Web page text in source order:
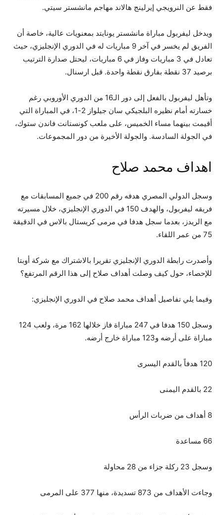
فقط عن النرويجي إيرلينج هالاند مهاجم مانشستر سيتي.
ويدخل ليفربول مباراة مانشستر يونايتد بمعنويات عالية، خاصة أن
الفريق لم يخسر في آخر 9 مباريات له في الدوري الإنجليزي، حيث
تعادل في 3 مباريات وفاز في 6 مباريات، ليحتل صدارة الترتيب
برصيد 37 نقطة بفارق نقطة واحدة. قبل ارسنال.
وتأهل ليفربول بالفعل إلى دور الـ16 من الدوري الأوروبي رغم
خسارته أمام نظيره البلجيكي سان جيلواز 2-1، في المباراة التي
أقيمت بينهما مساء الخميس، على ملعب كونستانت فاندن ستوك،
في الجولة السادسة. والجولة الأخيرة من دور المجموعات.
اهداف محمد صلاح
وسجل الدولي المصري هدفه رقم 200 في جميع المسابقات مع
فريقه ليفربول، والهدف 150 في الدوري الإنجليزي، خلال مسيرته
مع الريدز، بعدما سجل هدفا في مرمى كريستال بالاس في الدقيقة
75 من عمر اللقاء.
وأصدرت رابطة الدوري الإنجليزي تقريرا بالاشتراك مع شركة أوبتا
للإحصاء، حول كيف وصلت أهداف صلاح إلى هذا الرقم المرتفع؟
وفيما يلي تفاصيل أهداف محمد صلاح في الدوري الإنجليزي:
وسجل 150 هدفا في 247 مباراة فاز خلالها 162 مرة، ولعب 124
مباراة على أرضه و123 مباراة خارج أرضه.
120 هدفاً بالقدم اليسرى
22 بالقدم اليمنى
8 أهداف من ضربات الرأس
66 مساعدة
وسجل 23 ركلة جزاء من 28 محاولة
وجاءت الأهداف من 873 تسديدة، منها 377 على المرمى